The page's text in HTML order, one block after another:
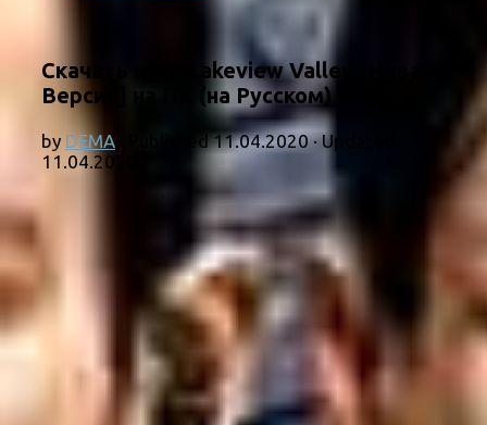
Скачать игру Lakeview Valley [Новая
Версия] на ПК (на Русском)
by DEMA · Published11.04.2020· Updated
11.04.2020